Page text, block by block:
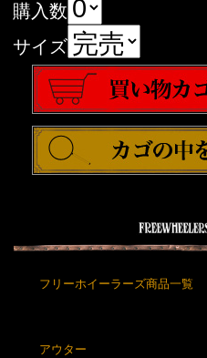
購入数
サイズ
フリーホイーラーズ商品一覧
アウター